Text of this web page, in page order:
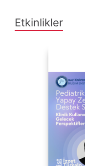
Etkinlikler